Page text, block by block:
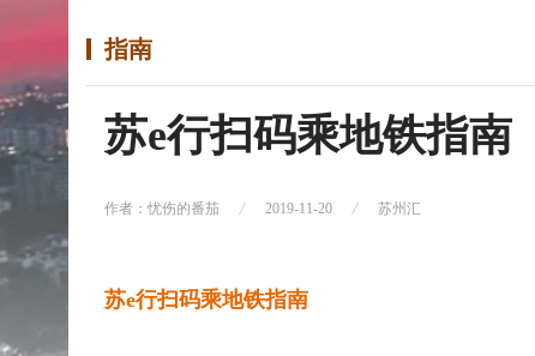
指南
苏e行扫码乘地铁指南
作者：忧伤的番茄 2019-11-20 苏州汇
苏e行扫码乘地铁指南